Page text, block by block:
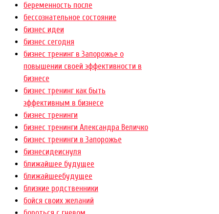
беременность после
бессознательное состояние
бизнес идеи
бизнес сегодня
бизнес тренинг в Запорожье о
повышении своей эффективности в
бизнесе
бизнес тренинг как быть
эффективным в бизнесе
бизнес тренинги
бизнес тренинги Александра Величко
бизнес тренинги в Запорожье
бизнесидеиснуля
ближайшее будущее
ближайшеебудущее
близкие родственники
бойся своих желаний